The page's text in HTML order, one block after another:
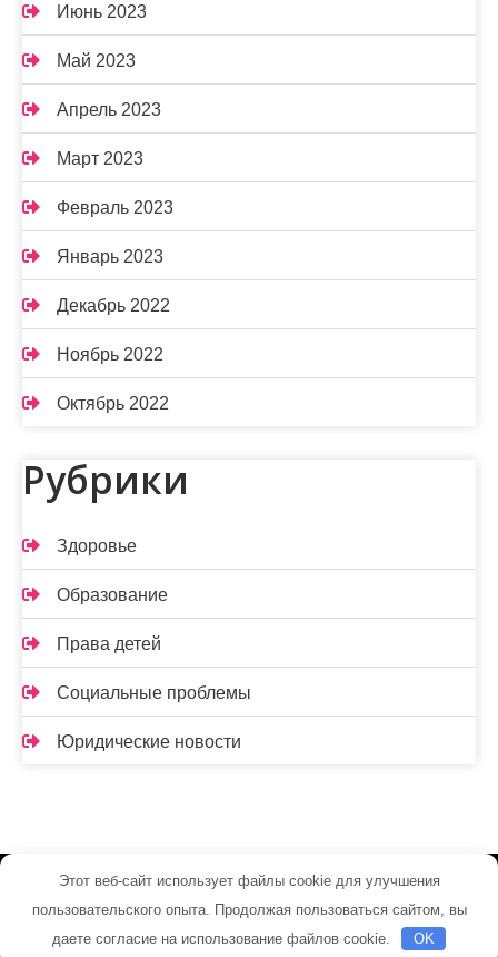
Июнь 2023
Май 2023
Апрель 2023
Март 2023
Февраль 2023
Январь 2023
Декабрь 2022
Ноябрь 2022
Октябрь 2022
Рубрики
Здоровье
Образование
Права детей
Социальные проблемы
Юридические новости
Детское право - Работает на WordPress
Тема от Grace Themes
Этот веб-сайт использует файлы cookie для улучшения
пользовательского опыта. Продолжая пользоваться сайтом, вы
даете согласие на использование файлов cookie.
OK